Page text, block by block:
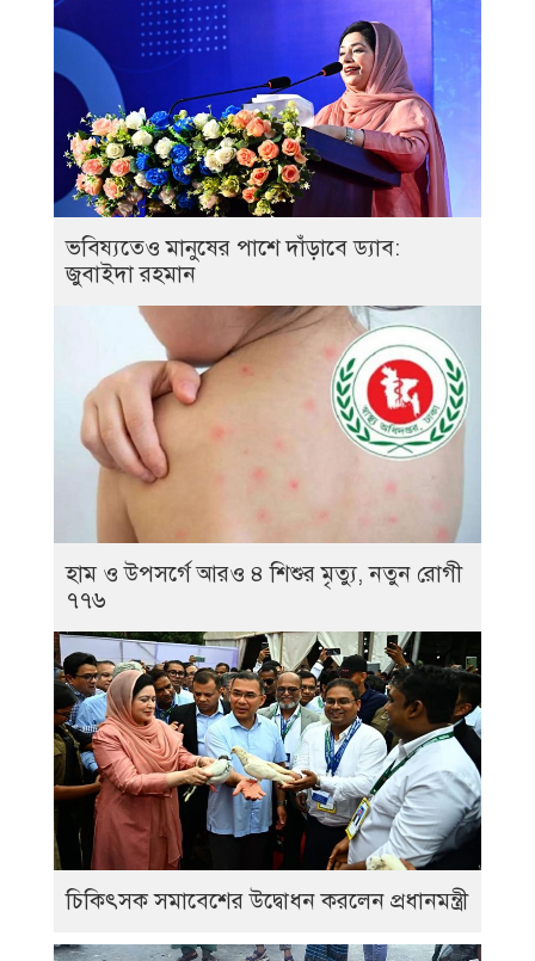
ভবিষ্যতেও মানুষের পাশে দাঁড়াবে ড্যাব:
জুবাইদা রহমান
হাম ও উপসর্গে আরও ৪ শিশুর মৃত্যু, নতুন রোগী
৭৭৬
চিকিৎসক সমাবেশের উদ্বোধন করলেন প্রধানমন্ত্রী